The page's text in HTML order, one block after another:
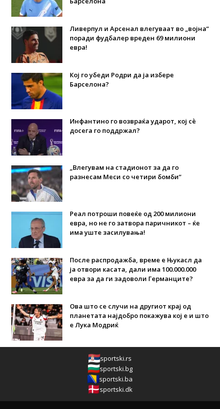
Ливерпул и Арсенал влегуваат во „војна“
поради фудбалер вреден 69 милиони
евра!
Кој го убеди Родри да ја избере
Барселона?
Инфантино го возвраќа ударот, кој сè
досега го поддржал?
„Влегувам на стадионот за да го
разнесам Меси со четири бомби“
Реал потроши повеќе од 200 милиони
евра, но не го затвора паричникот – ќе
има уште засилувања!
После распродажба, време е Њукасл да
ја отвори касата, дали има 100.000.000
евра за да ги задоволи Германците?
Ова што се случи на другиот крај од
планетата најдобро покажува кој е и што
е Лука Модриќ
sportski.rs
sportski.bg
sportski.ba
sportski.dk